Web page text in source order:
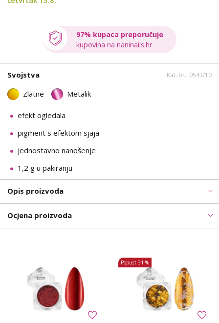
97% kupaca preporučuje
kupovina na naninails.hr
Svojstva Kat. br.: 0543/10
Zlatne Metalik
efekt ogledala
pigment s efektom sjaja
jednostavno nanošenje
1,2 g u pakiranju
Opis proizvoda
Ocjena proizvoda
Popust 31 %